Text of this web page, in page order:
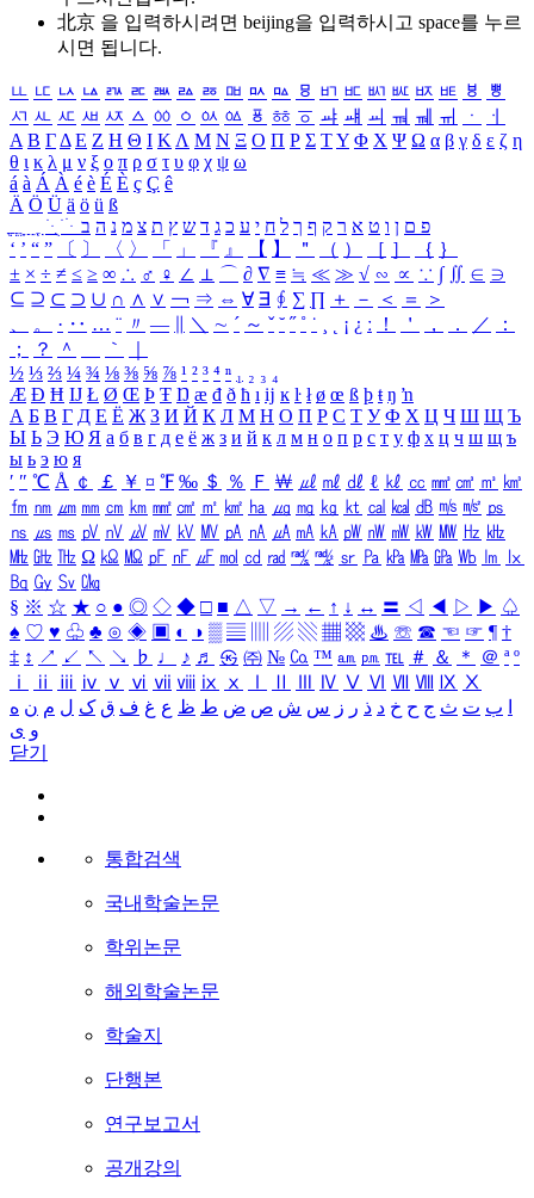
北京 을 입력하시려면 beijing을 입력하시고 space를 누르
시면 됩니다.
ㅥ ㅦ ㅧ ㅨ ㅩ ㅪ ㅫ ㅬ ㅭ ㅮ ㅯ ㅰ ㅱ ㅲ ㅳ ㅴ ㅵ ㅶ ㅷ ㅸ
ㅹ
ㅺ ㅻ ㅼ ㅽ ㅾ ㅿ ㆀ ㆁ ㆂ ㆃ ㆄ ㆅ ㆆ ㆇ ㆈ ㆉ ㆊ ㆋ ㆌ ㆍ
ㆎ
Α Β ΓΔ Ε Ζ Η Θ Ι ΚΛ Μ Ν Ξ Ο Π Ρ Σ ΤΥ Φ Χ Ψ Ω α β γ δ ε ζ η
θ ι κ λ μ ν ξ ο π ρ σ τ υ φ χ ψ ω
á à Á À é è É È ç Ç ê
Ä Ö Ü ä ö ü ß
ִֶֹ ֻּ ׁׂ פ ם ן ו ט א ר ק ף ך ל ח י ע כ ג ד ש ץ ת צ מ נ ה ב
‘ ’ “ ” 〔 〕 〈 〉 「 」 『 』 【 】 ＂ （ ） ［ ］ ｛ ｝
± × ÷ ≠ ≤ ≥ ∞ ∴ ♂ ♀ ∠ ⊥ ⌒ ∂ ∇ ≡ ≒ ≪ ≫ √ ∽ ∝ ∵ ∫ ∬ ∈ ∋
⊆ ⊇ ⊂ ⊃ ∪ ∩ ∧ ∨ ￢ ⇒ ⇔ ∀ ∃ ∮ ∑ ∏ ＋ － ＜ ＝
＞
、
。 · ‥ … ¨ 〃 ― ＼ ∼ ´ ～ ˇ ˘ ˝ ˚ ˙ ¸ ¡ ¿ ː ！ ＇ ， ． ／
：
；
？ ＾ ｀
½ ⅓ ⅔ ¼ ¾ ⅛ ⅜ ⅝ ⅞ ¹ ² ³ ⁴ ⁿ ₁ ₂ ₃ ₄
Æ Ð Ħ Ĳ Ł Ø Œ Þ Ŧ Ŋ æ đ ð ħ ı ĳ ĸ ŀ ł ø œ ß þ ŧ ŋ ŉ
А Б В Г Д Е Ё Ж З И Й К Л М Н О П Р С Т У Ф Х Ц Ч Ш Щ Ъ
Ы Ь Э Ю Я а б в г д е ё ж з и й к л м н о п р с т у ф х ц ч ш щ ъ
ы ь э ю я
′ ″ ℃ Å ￠ ￡ ￥ ¤ ℉ ‰ ＄ ％ Ｆ ￦ ㎕ ㎖ ㎗ ℓ ㎘ ㏄ ㎣ ㎤ ㎥ ㎦
㎙ ㎚ ㎛ ㎜ ㎝ ㎞ ㎟ ㎠ ㎡ ㎢ ㏊ ㎍ ㎎ ㎏ ㏏ ㎈ ㎉ ㏈ ㎧ ㎨ ㎰
㎱ ㎲ ㎳ ㎴ ㎵ ㎶ ㎷ ㎸ ㎹ ㎀ ㎁ ㎂ ㎃ ㎄ ㎺ ㎻ ㎽ ㎾ ㎿ ㎐ ㎑
㎒ ㎓ ㎔ Ω ㏀ ㏁ ㎊ ㎋ ㎌ ㏖ ㏅ ㎭ ㎮ ㎯ ㏛ ㎩ ㎪ ㎫ ㎬ ㏝ ㏐
㏓
㏃ ㏉ ㏜ ㏆
§ ※ ☆ ★ ○ ● ◎ ◇ ◆ □ ■ △ ▽ → ← ↑ ↓ ↔ 〓 ◁ ◀ ▷ ▶ ♤
♠ ♡ ♥ ♧ ♣ ⊙ ◈ ▣ ◐ ◑ ▒ ▤ ▨ ▧ ▦ ▩ ♨ ☏ ☎ ☜ ☞ ¶ †
‡ ↕ ↗ ↙ ↖ ↘ ♭ ♩ ♪ ♬ ㉿ ㈜ № ㏇ ™ ㏂ ㏘ ℡ ＃ ＆ ＊ ＠ ª º
ⅰ
ⅱ ⅲ ⅳ ⅴ ⅵ ⅶ ⅷ ⅸ ⅹ Ⅳ Ⅴ Ⅵ Ⅶ Ⅷ Ⅸ Ⅹ
ب ت ث ج ح خ د ذ ر ز س ش ص ض ط ظ ع غ ف ق ک ل م ن ه
و ی
닫기
통합검색
국내학술논문
학위논문
해외학술논문
학술지
단행본
연구보고서
공개강의